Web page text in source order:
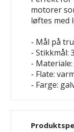
motorer
løftes med
- Mål på
- Stikkmål:
-
- Flate:
- Farge: